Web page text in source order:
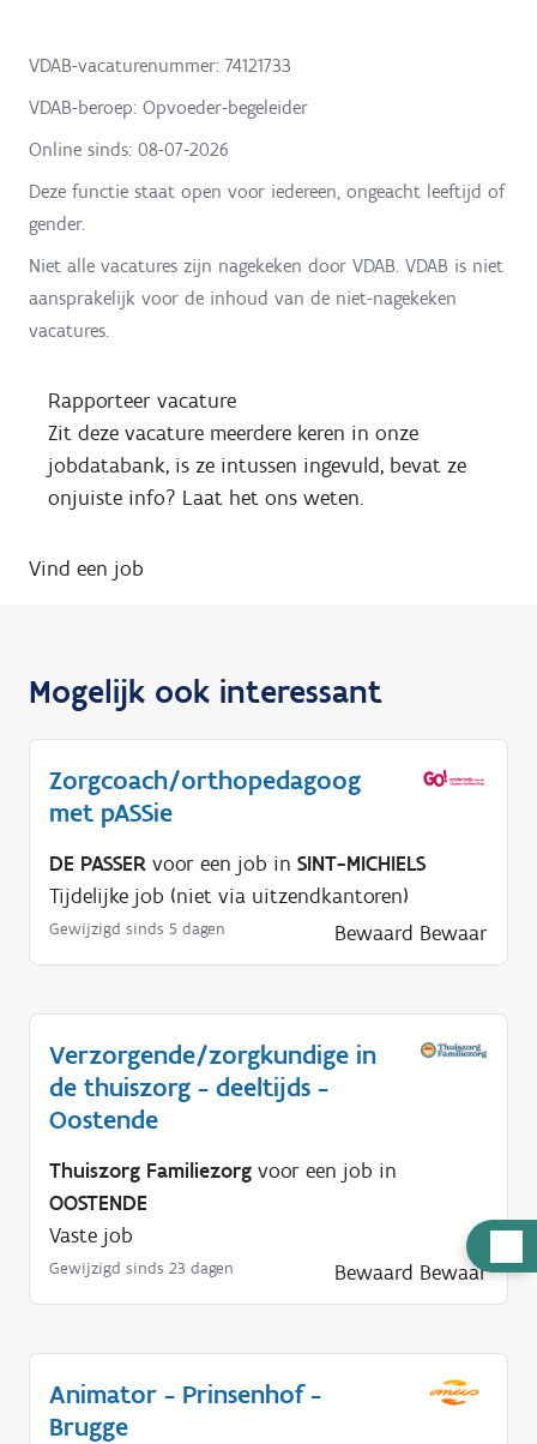
u
l
VDAB-vacaturenummer: 74121733
VDAB-beroep: Opvoeder-begeleider
Online sinds: 08-07-2026
Deze functie staat open voor iedereen, ongeacht leeftijd of
gender.
Niet alle vacatures zijn nagekeken door VDAB. VDAB is niet
aansprakelijk voor de inhoud van de niet-nagekeken
vacatures.
Rapporteer vacature
Zit deze vacature meerdere keren in onze
jobdatabank, is ze intussen ingevuld, bevat ze
onjuiste info? Laat het ons weten.
Vind een job
Mogelijk ook interessant
Zorgcoach/orthopedagoog
met pASSie
DE PASSER voor een job in SINT-MICHIELS
Tijdelijke job (niet via uitzendkantoren)
Gewijzigd sinds 5 dagen Bewaard Bewaar
Verzorgende/zorgkundige in
de thuiszorg - deeltijds -
Oostende
Thuiszorg Familiezorg voor een job in
OOSTENDE
Vaste job
Gewijzigd sinds 23 dagen Bewaard Bewaar
Animator - Prinsenhof -
Brugge